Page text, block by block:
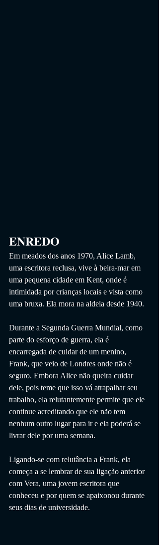
ENREDO
Em meados dos anos 1970, Alice Lamb,
uma escritora reclusa, vive à beira-mar em
uma pequena cidade em Kent, onde é
intimidada por crianças locais e vista como
uma bruxa. Ela mora na aldeia desde 1940.
Durante a Segunda Guerra Mundial, como
parte do esforço de guerra, ela é
encarregada de cuidar de um menino,
Frank, que veio de Londres onde não é
seguro. Embora Alice não queira cuidar
dele, pois teme que isso vá atrapalhar seu
trabalho, ela relutantemente permite que ele
continue acreditando que ele não tem
nenhum outro lugar para ir e ela poderá se
livrar dele por uma semana.
Ligando-se com relutância a Frank, ela
começa a se lembrar de sua ligação anterior
com Vera, uma jovem escritora que
conheceu e por quem se apaixonou durante
seus dias de universidade.